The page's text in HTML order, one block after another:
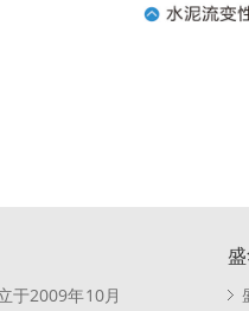
于2009年10月